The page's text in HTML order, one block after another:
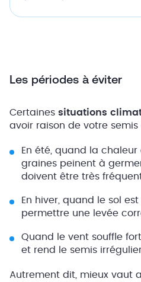
Les périodes à éviter
Certaines situations
avoir raison de votre semis
En été, quand la
graines peinent à
doivent être très
En hiver, quand le sol
permettre une levée
Quand le vent souffle
et rend le semis
Autrement dit, mieux vaut